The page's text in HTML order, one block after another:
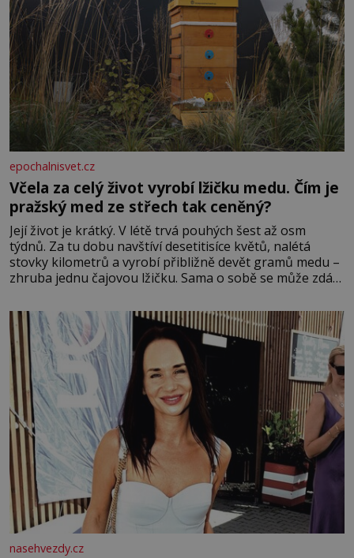
epochalnisvet.cz
Včela za celý život vyrobí lžičku medu. Čím je
pražský med ze střech tak ceněný?
Její život je krátký. V létě trvá pouhých šest až osm
týdnů. Za tu dobu navštíví desetitisíce květů, nalétá
stovky kilometrů a vyrobí přibližně devět gramů medu –
zhruba jednu čajovou lžičku. Sama o sobě se může zdát
tisíc příslušnic svého včelstva, vznikne jeden z
nejdokonalejších organismů
nasehvezdy.cz